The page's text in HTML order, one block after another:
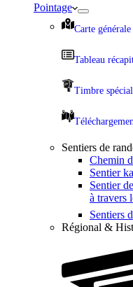
Pointage
Carte générale
Tableau
Timbre spécial
Sentiers de
Chemin
Sentier
Sentier
à travers
Sentiers
Régional &